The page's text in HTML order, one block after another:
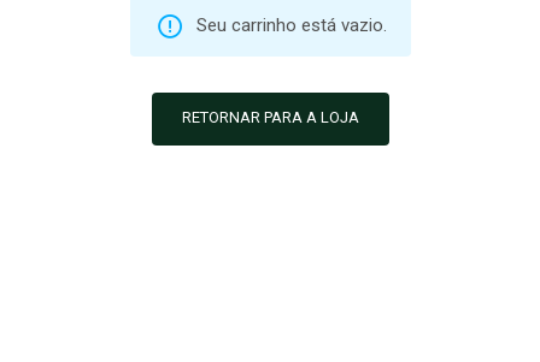
Seu carrinho está vazio.
RETORNAR PARA A LOJA